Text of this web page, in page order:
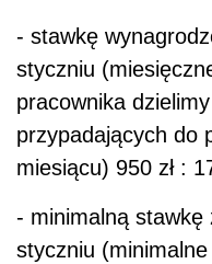
- stawkę
styczniu
pracownika
przypadających do
miesiącu) 950 zł :
- minimalną stawkę
styczniu